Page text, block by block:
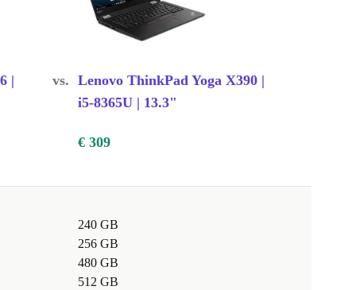
| vs. Lenovo ThinkPad Yoga X390 |
i5-8365U | 13.3"
€ 309
240 GB
256 GB
480 GB
512 GB